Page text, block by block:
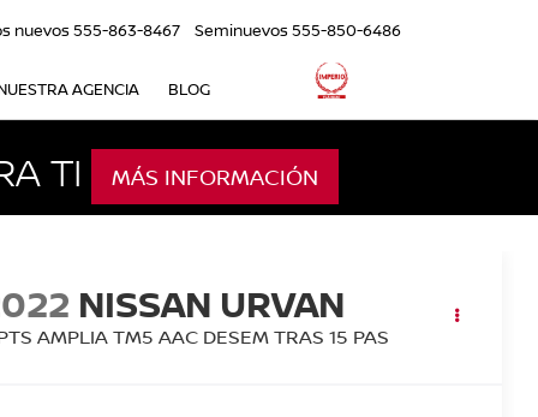
nuevos555-863-8467 Seminuevos555-850-6486
AGENCIA BLOG
TI MÁS INFORMACIÓN
NISSAN URVAN
AMPLIA TM5 AAC DESEM TRAS 15 PAS